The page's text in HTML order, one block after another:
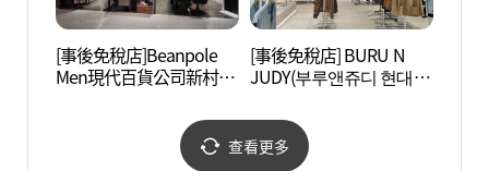
[事後免稅店]Beanpole
Men現代百貨公司新村店
[事後免稅店] BURU N
JUDY(부루앤쥬디 현대백
查看更多